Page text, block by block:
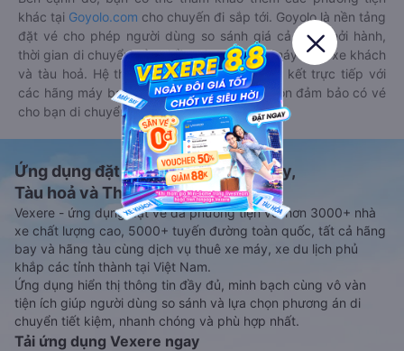
khác tại Goyolo.com cho chuyến đi sắp tới. Goyolo là nền tảng
đặt vé cho phép người dùng so sánh giá cả, giờ khởi hành,
thời gian di chuyển của nhiều phương tiện máy bay, xe khách
và tàu hoả. Hệ thống của Goyolo được liên kết trực tiếp với
các hãng máy bay, xe khách và tàu hoả, luôn đảm bảo có vé
cho bạn di chuyển.
Ứng dụng đặt vé Xe khách, Máy bay,
Tàu hoả và Thuê xe
Vexere - ứng dụng đặt vé đa phương tiện với hơn 3000+ nhà
xe chất lượng cao, 5000+ tuyến đường toàn quốc, tất cả hãng
bay và hãng tàu cùng dịch vụ thuê xe máy, xe du lịch phủ
khắp các tỉnh thành tại Việt Nam.
Ứng dụng hiển thị thông tin đầy đủ, minh bạch cùng vô vàn
tiện ích giúp người dùng so sánh và lựa chọn phương án di
chuyển tiết kiệm, nhanh chóng và phù hợp nhất.
Tải ứng dụng Vexere ngay